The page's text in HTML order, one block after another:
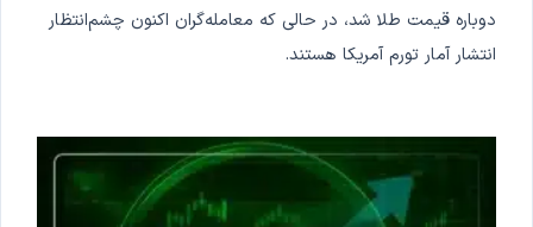
دوباره قیمت طلا شد، در حالی که معامله‌گران اکنون چشم‌انتظار
انتشار آمار تورم آمریکا هستند.